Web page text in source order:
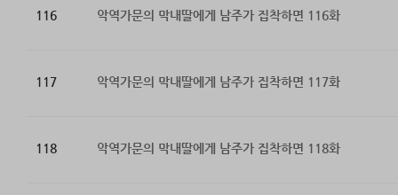
116 악역가문의 막내딸에게 남주가 집착하면 116화
117 악역가문의 막내딸에게 남주가 집착하면 117화
118 악역가문의 막내딸에게 남주가 집착하면 118화